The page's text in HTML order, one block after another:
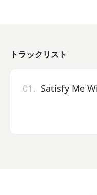
トラックリスト
01. Satisfy Me